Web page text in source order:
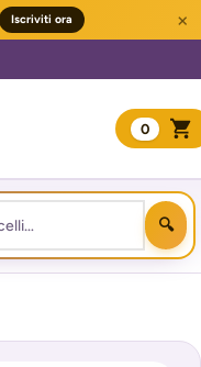
Iscriviti ora ×
0